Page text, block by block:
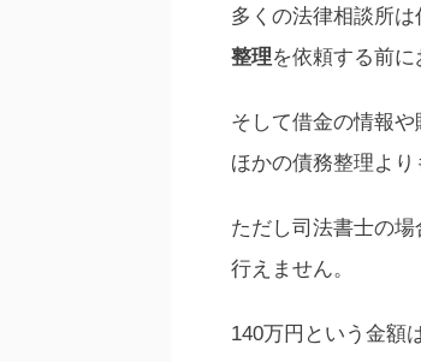
多くの法律相談所
整理を依頼する前に
そして借金の情報
ほかの債務整理より
ただし司法書士の
行えません。
140万円という金額